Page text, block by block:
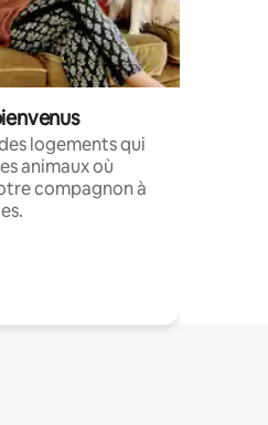
logements qui
animaux où
compagnon à